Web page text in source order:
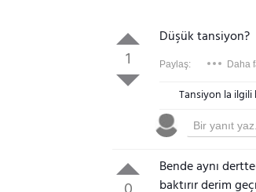
1
Düşük tansiyon?
Paylaş: Daha
Tansiyon la
Bende aynı
baktırır derim